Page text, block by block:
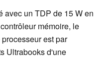
avec un TDP de 15 W en
mémoire, le
est par
Ultrabooks d'une